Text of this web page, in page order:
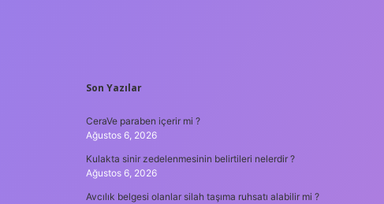
SIDEBAR
Son Yazılar
CeraVe paraben içerir mi ?
Ağustos 6, 2026
Kulakta sinir zedelenmesinin belirtileri nelerdir ?
Ağustos 6, 2026
Avcılık belgesi olanlar silah taşıma ruhsatı alabilir mi ?